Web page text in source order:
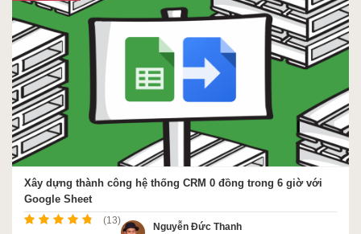
Xây dựng thành công hệ thống CRM 0 đồng trong 6 giờ với
Google Sheet
(13)
Nguyễn Đức Thanh